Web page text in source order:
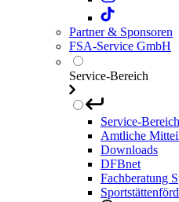
Partner & Sponsoren
FSA-Service GmbH
Service-Bereich
Service-Bereich
Amtliche
Downloads
DFBnet
Fachberatung